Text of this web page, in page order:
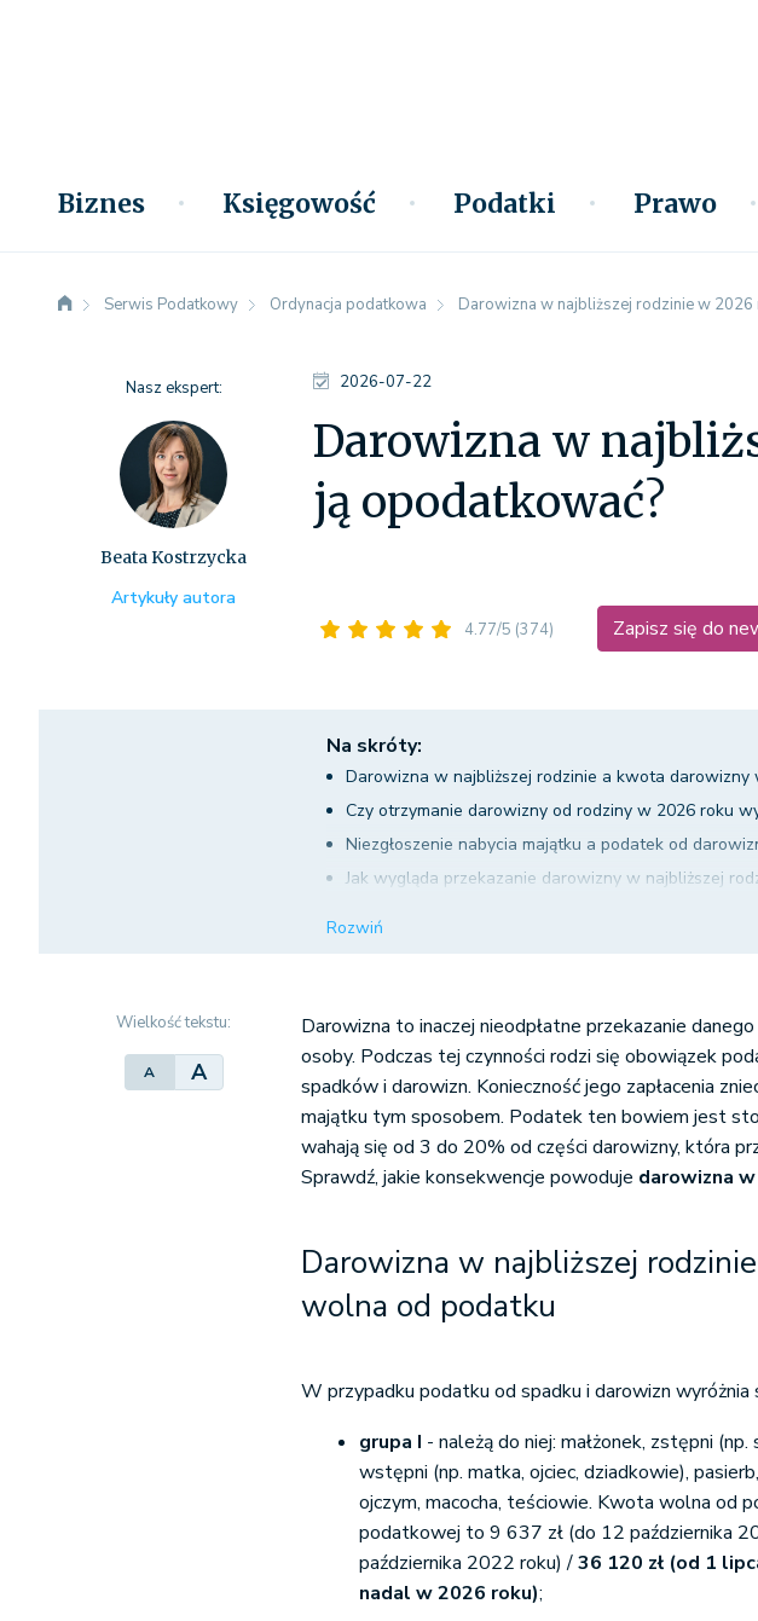
Biznes Księgowość Podatki Prawo
Serwis Podatkowy Ordynacja podatkowa Darowizna w najbliższej rodzinie w 2026
2026-07-22
Darowizna w
ją opodatkować?
4.77/5 (374) Zapisz się do
Nasz ekspert:
Beata Kostrzycka
Artykuły autora
Na skróty:
Darowizna w najbliższej rodzinie a kwota darowizny
Czy otrzymanie darowizny od rodziny w 2026 roku
Niezgłoszenie nabycia majątku a podatek od
Jak wygląda przekazanie darowizny w najbliższej
Rozwiń
Wielkość tekstu:
A A
Darowizna to inaczej nieodpłatne przekazanie
osoby. Podczas tej czynności rodzi się obowiązek
spadków i darowizn. Konieczność jego zapłacenia
majątku tym sposobem. Podatek ten bowiem jest
wahają się od 3 do 20% od części darowizny, która
Sprawdź, jakie konsekwencje powoduje darowizna
Darowizna w najbliższej
wolna od podatku
W przypadku podatku od spadku i darowizn
grupa I - należą do niej: małżonek, zstępni (np.
wstępni (np. matka, ojciec, dziadkowie),
ojczym, macocha, teściowie. Kwota wolna od
podatkowej to 9 637 zł (do 12 października
października 2022 roku) /36 120 zł (od 1
nadal w 2026 roku);